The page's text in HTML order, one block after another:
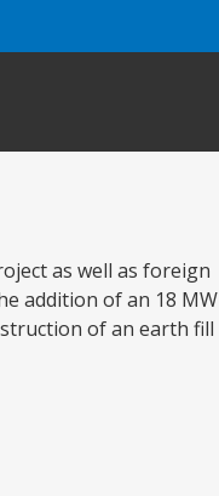
as well as foreign
addition of an 18 MW
of an earth fill